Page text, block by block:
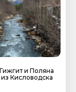
и Поляна
Кисловодска